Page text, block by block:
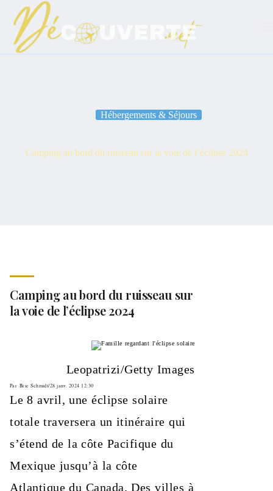
contenu
Hébergements & Séjours
Camping au bord du ruisseau sur la voie de l’éclipse 2024
Camping au bord du ruisseau sur
la voie de l’éclipse 2024
Leopatrizi/Getty Images
Par Brie Schmidt/28 janv. 2024 12:30
Le 8 avril, une éclipse solaire
totale traversera un itinéraire qui
s’étend de la côte Pacifique du
Mexique jusqu’à la côte
Atlantique du Canada. Des villes à